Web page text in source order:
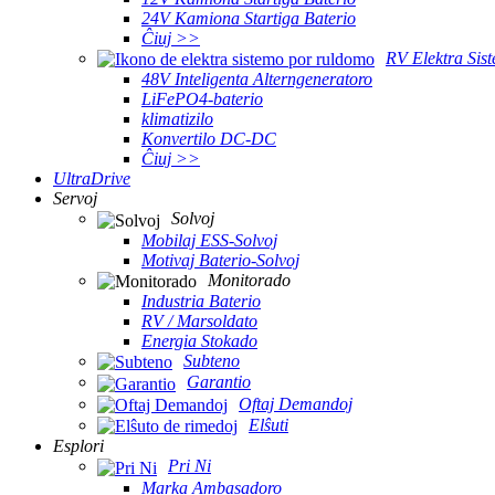
24V Kamiona Startiga Baterio
Ĉiuj >>
RV Elektra
48V Inteligenta Alterngeneratoro
LiFePO4-baterio
klimatizilo
Konvertilo DC-DC
Ĉiuj >>
UltraDrive
Servoj
Solvoj
Mobilaj ESS-Solvoj
Motivaj Baterio-Solvoj
Monitorado
Industria Baterio
RV / Marsoldato
Energia Stokado
Subteno
Garantio
Oftaj Demandoj
Elŝuti
Esplori
Pri Ni
Marka Ambasadoro